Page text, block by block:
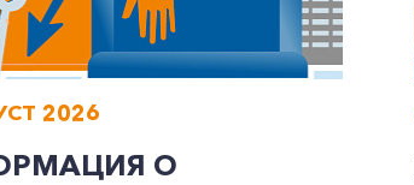
2026
О